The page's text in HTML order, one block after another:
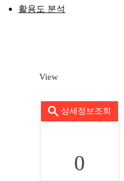
활용도 분석
View
상세정보조회
0